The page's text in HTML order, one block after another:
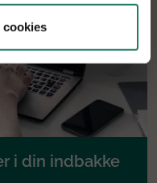
cookies
i din indbakke